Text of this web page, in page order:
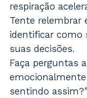
respiração
Tente relembrar
identificar como
suas decisões.
Faça perguntas
sentindo